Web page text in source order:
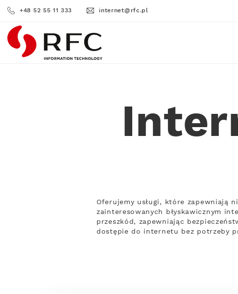
+48 52 55 11 333 internet@rfc.pl
RFC
Oferujemy usługi, które zapewniają
zainteresowanych błyskawicznym
przeszkód, zapewniając
dostępie do internetu bez potrzeby